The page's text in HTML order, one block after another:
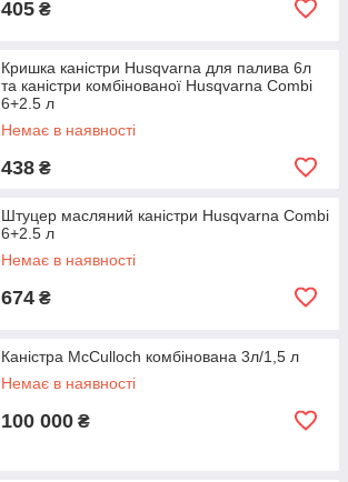
405 ₴
Кришка каністри Husqvarna для палива 6л
та каністри комбінованої Husqvarna Combi
6+2.5 л
Немає в наявності
438 ₴
Штуцер масляний каністри Husqvarna Combi
6+2.5 л
Немає в наявності
674 ₴
Каністра McCulloch комбінована 3л/1,5 л
Немає в наявності
100 000 ₴